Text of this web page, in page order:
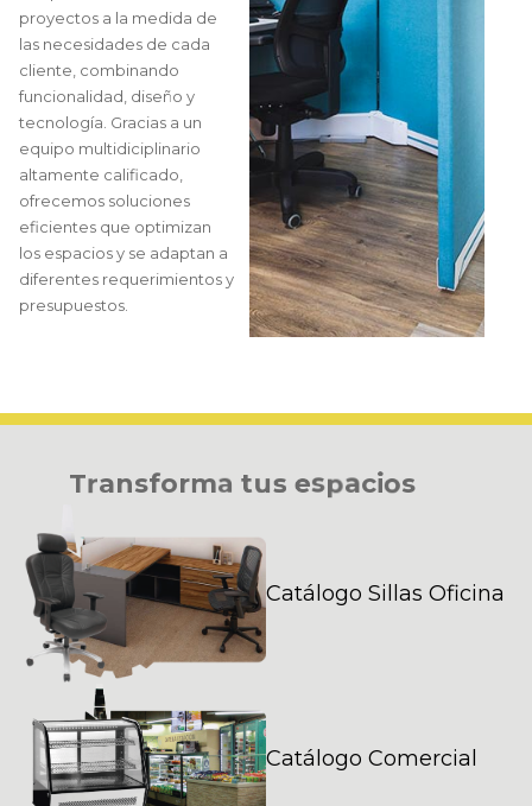
proyectos a la medida de
las necesidades de cada
cliente, combinando
funcionalidad, diseño y
tecnología. Gracias a un
equipo multidiciplinario
altamente calificado,
ofrecemos soluciones
eficientes que optimizan
los espacios y se adaptan a
diferentes requerimientos y
presupuestos.
Transforma tus espacios
Catálogo Sillas Oficina
Catálogo Comercial